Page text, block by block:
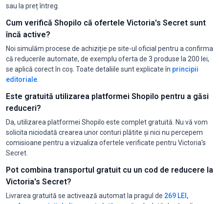
sau la preț întreg.
Cum verifică Shopilo că ofertele Victoria's Secret sunt
încă active?
Noi simulăm procese de achiziție pe site-ul oficial pentru a confirma
că reducerile automate, de exemplu oferta de 3 produse la 200 lei,
se aplică corect în coș. Toate detaliile sunt explicate în principii
editoriale
Este gratuită utilizarea platformei Shopilo pentru a găsi
reduceri?
Da, utilizarea platformei Shopilo este complet gratuită. Nu vă vom
solicita niciodată crearea unor conturi plătite și nici nu percepem
comisioane pentru a vizualiza ofertele verificate pentru Victoria's
Secret.
Pot combina transportul gratuit cu un cod de reducere la
Victoria's Secret?
Livrarea gratuită se activează automat la pragul de 269 LEI,